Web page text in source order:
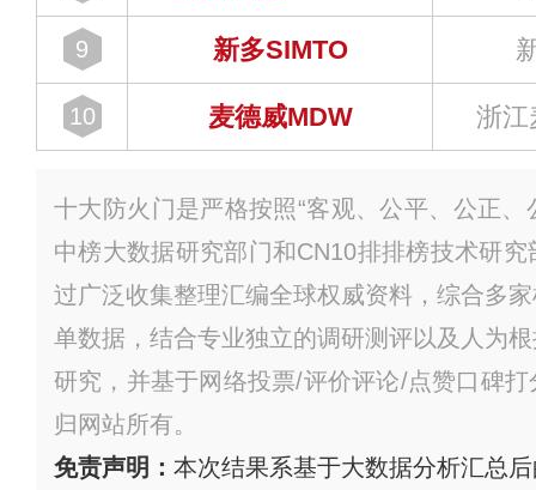
9 新多SIMTO
10 麦德威MDW 浙江
十大防火门是严格按照“客观、公平、公正、
中榜大数据研究部门和CN10排排榜技术研
过广泛收集整理汇编全球权威资料，综合多
单数据，结合专业独立的调研测评以及人为
研究，并基于网络投票/评价评论/点赞口碑
归网站所有。
免责声明： 本次结果系基于大数据分析汇总